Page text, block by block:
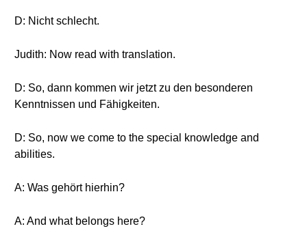
D: Nicht schlecht.
Judith: Now read with translation.
D: So, dann kommen wir jetzt zu den besonderen
Kenntnissen und Fähigkeiten.
D: So, now we come to the special knowledge and
abilities.
A: Was gehört hierhin?
A: And what belongs here?